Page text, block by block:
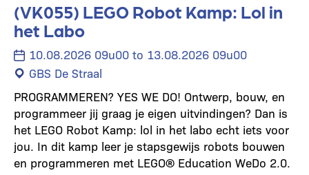
(VK055) LEGO Robot Kamp: Lol in
het Labo
10.08.2026 09u00 to 13.08.2026 09u00
GBS De Straal
PROGRAMMEREN? YES WE DO! Ontwerp, bouw, en
programmeer jij graag je eigen uitvindingen? Dan is
het LEGO Robot Kamp: lol in het labo echt iets voor
jou. In dit kamp leer je stapsgewijs robots bouwen
en programmeren met LEGO® Education WeDo 2.0.